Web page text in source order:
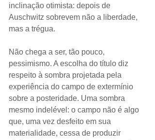
inclinação otimista: depois de
Auschwitz sobrevem não a liberdade,
mas a trégua.
Não chega a ser, tão pouco,
pessimismo. A escolha do título diz
respeito à sombra projetada pela
experiência do campo de extermínio
sobre a posteridade. Uma sombra
mesmo indelével: o campo não é algo
que, uma vez desfeito em sua
materialidade, cessa de produzir